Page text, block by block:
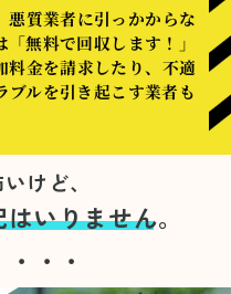
悪質業者に引っかからな
無料で回収します！」
料金を請求したり、不適
ルを引き起こす業者も
けど、
いりません。
・・・